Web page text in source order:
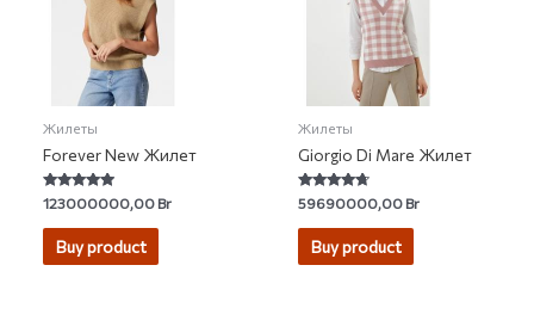
Жилеты
Forever New Жилет
Rated
4.67
out of 5
123000000,00Br
Buy product
Жилеты
Giorgio Di Mare Жилет
Rated
4.50
out of 5
59690000,00Br
Buy product